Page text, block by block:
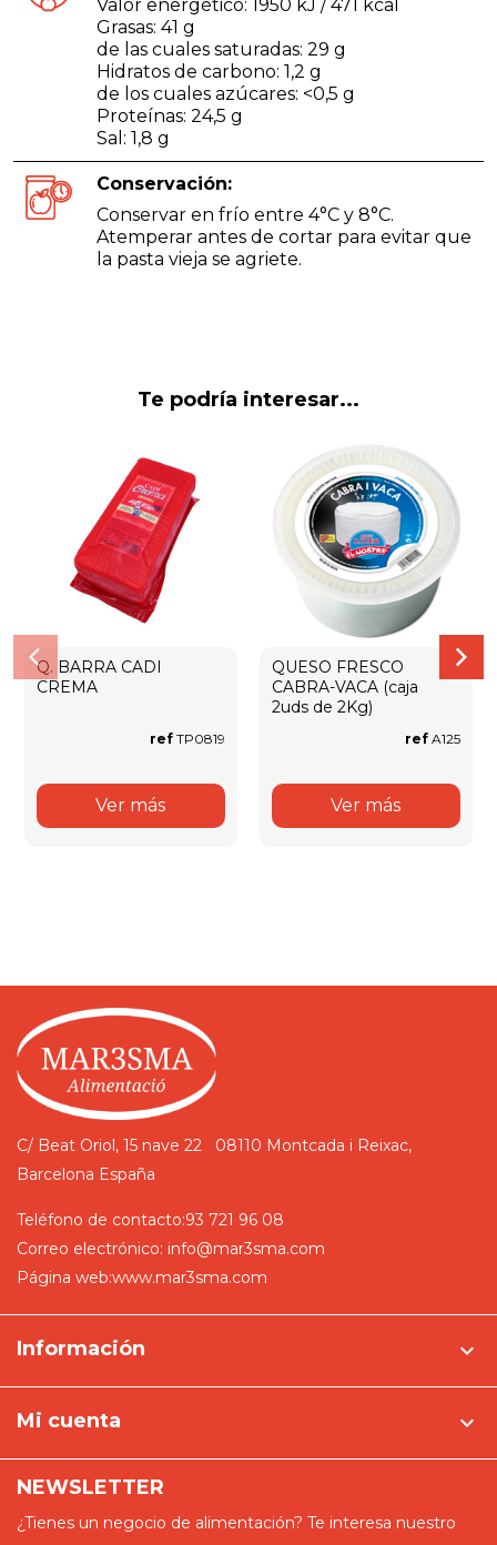
Valor energético: 1950 kJ / 471 kcal
Grasas: 41 g
de las cuales saturadas: 29 g
Hidratos de carbono: 1,2 g
de los cuales azúcares: <0,5 g
Proteínas: 24,5 g
Sal: 1,8 g
Conservación:
Conservar en frío entre 4°C y 8°C.
Atemperar antes de cortar para evitar que
la pasta vieja se agriete.
Te podría interesar...
Q. BARRA CADI
CREMA
refTP0819
Ver más
QUESO FRESCO
CABRA-VACA (caja
2uds de 2Kg)
refA125
Ver más
C/ Beat Oriol, 15 nave 22
08110 Montcada i Reixac,
Barcelona España
Teléfono de contacto:93 721 96 08
Correo electrónico: info@mar3sma.com
Página web:www.mar3sma.com
Información 
Mi cuenta 
NEWSLETTER
¿Tienes un negocio de alimentación? Te interesa nuestro